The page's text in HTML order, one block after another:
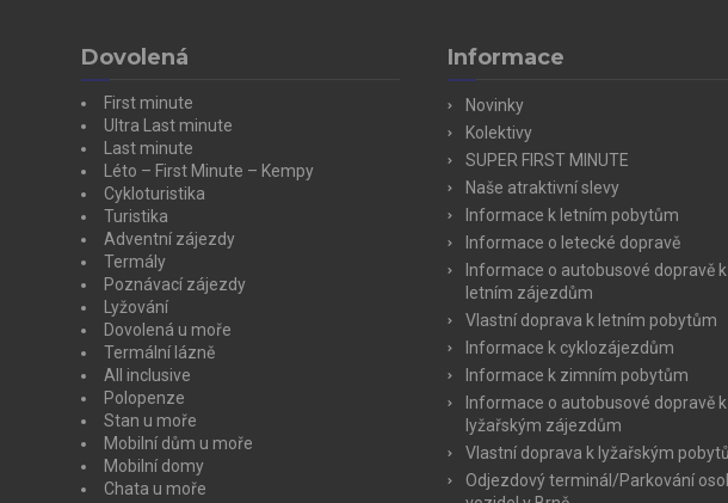
Dovolená
First minute
Ultra Last minute
Last minute
Léto – First Minute – Kempy
Cykloturistika
Turistika
Adventní zájezdy
Termály
Poznávací zájezdy
Lyžování
Dovolená u moře
Termální lázně
All inclusive
Polopenze
Stan u moře
Mobilní dům u moře
Mobilní domy
Chata u moře
Informace
Novinky
Kolektivy
SUPER FIRST MINUTE
Naše atraktivní slevy
Informace k letním pobytům
Informace o letecké dopravě
Informace o autobusové dopravě k
letním zájezdům
Vlastní doprava k letním pobytům
Informace k cyklozájezdům
Informace k zimním pobytům
Informace o autobusové dopravě k
lyžařským zájezdům
Vlastní doprava k lyžařským
Odjezdový terminál/Parkování